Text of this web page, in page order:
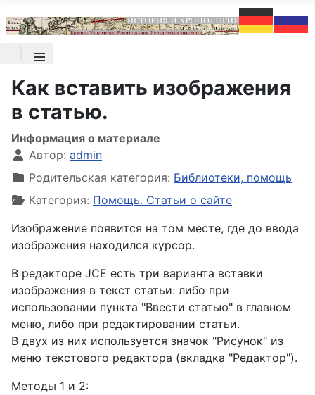
≡
Как вставить изображения
в статью.
Информация о материале
Автор: admin
Родительская категория: Библиотеки, помощь
Категория: Помощь. Статьи о сайте
Изображение появится на том месте, где до ввода
изображения находился курсор.
В редакторе JCE есть три варианта вставки
изображения в текст статьи: либо при
использовании пункта "Ввести статью" в главном
меню, либо при редактировании статьи.
В двух из них используется значок "Рисунок" из
меню текстового редактора (вкладка "Редактор").
Методы 1 и 2: